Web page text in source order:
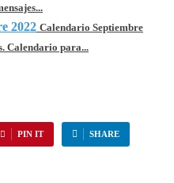
2022 Calendario Septiembre
Calendario para...
PIN IT SHARE